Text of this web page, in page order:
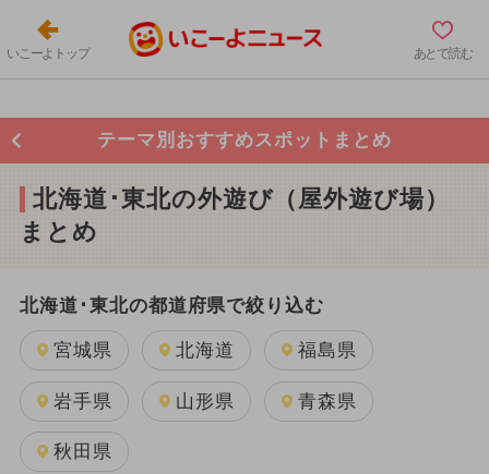
いこーよトップ あとで読む
テーマ別おすすめスポットまとめ
北海道･東北の外遊び（屋外遊び場）
まとめ
北海道･東北の都道府県で絞り込む
宮城県 北海道 福島県
岩手県 山形県 青森県
秋田県